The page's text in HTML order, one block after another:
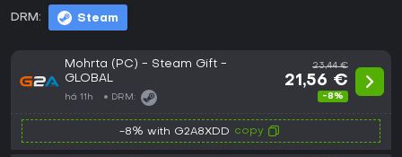
DRM: Steam
Mohrta (PC) - Steam Gift -
GLOBAL
há 11h DRM:
23,44 €
21,56 €
-8%
-8% with G2A8XDD copy